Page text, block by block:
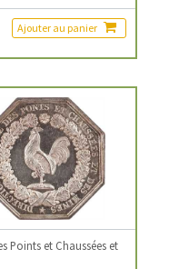
Ajouter au panier
Points et Chaussées et